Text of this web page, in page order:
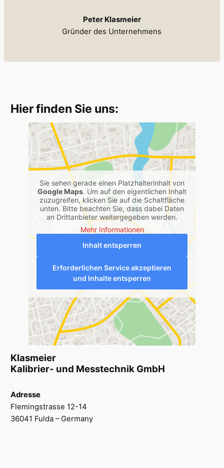
Peter Klasmeier
Gründer des Unternehmens
Hier finden Sie uns:
Sie sehen gerade einen Platzhalterinhalt von
Google Maps. Um auf den eigentlichen Inhalt
zuzugreifen, klicken Sie auf die Schaltfläche
unten. Bitte beachten Sie, dass dabei Daten
an Drittanbieter weitergegeben werden.
Mehr Informationen
Inhalt entsperren
Erforderlichen Service akzeptieren
und Inhalte entsperren
Klasmeier
Kalibrier- und Messtechnik GmbH
Adresse
Flemingstrasse 12-14
36041 Fulda – Germany